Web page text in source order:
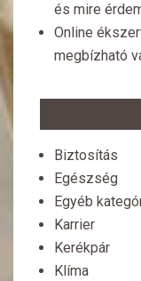
és mire
Online
megbízható
Biztosítás
Egészség
Egyéb
Karrier
Kerékpár
Klíma